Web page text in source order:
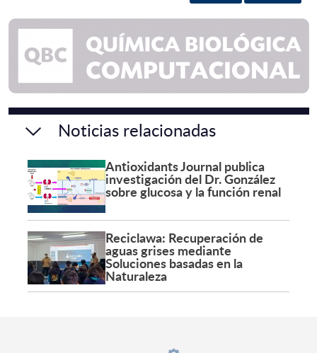
Noticias relacionadas
Antioxidants Journal publica
investigación del Dr. González
sobre glucosa y la función renal
Reciclawa: Recuperación de
aguas grises mediante
Soluciones basadas en la
Naturaleza